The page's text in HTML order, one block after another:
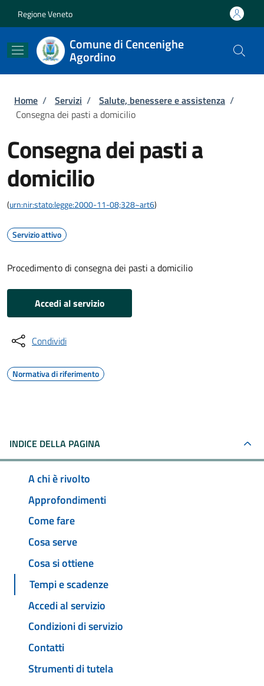
Regione Veneto
Comune di Cencenighe
Agordino
Briciole di pane
Home / Servizi / Salute, benessere e assistenza /
Consegna dei pasti a domicilio
Consegna dei pasti a
domicilio
(urn:nir:stato:legge:2000-11-08;328~art6)
Servizio attivo
Procedimento di consegna dei pasti a domicilio
Accedi al servizio
Condividi
Normativa di riferimento
INDICE DELLA PAGINA
A chi è rivolto
Approfondimenti
Come fare
Cosa serve
Cosa si ottiene
Tempi e scadenze
Accedi al servizio
Condizioni di servizio
Contatti
Strumenti di tutela